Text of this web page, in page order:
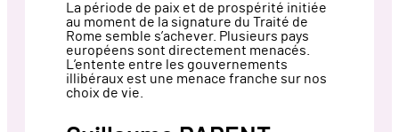
La période de paix et de prospérité initiée
au moment de la signature du Traité de
Rome semble s’achever. Plusieurs pays
européens sont directement menacés.
L’entente entre les gouvernements
illibéraux est une menace franche sur nos
choix de vie.